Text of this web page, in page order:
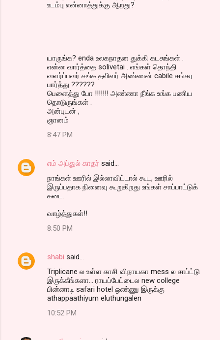
உடம்பு என்னாத்துக்கு ஆறது?
யாருங்க? enda உலகநாதன துக்கி கடசுங்கள் .
என்ன வார்த்தை solivetai . எங்கள் தொந்தி
வளர்ப்பவர் சங்க தலிவர் அண்ணன் cabile சங்கர
பார்த்து ??????
பெளைத்து போ !!!!!!! அண்ணா நீங்க உங்க பணிய
தொடுருங்கள் .
அன்புடன் ,
ஞானம்
8:47 PM
எம் அப்துல் காதர் said…
நாங்கள் ஊரில் இல்லாவிட்டால் கூட, ஊரில்
இருப்பதாக நினைவு கூறுகிறது உங்கள் சாப்பாட்டுக்
கடை.
வாழ்த்துகள்!!
8:50 PM
shabi said…
Triplicane ல உள்ள காசி விநாயகா mess ல சாப்ட்டு
இருக்கீங்களா... ராயப்பேட்டைல new college
பின்னாடி safari hotel ஒண்ணு இருக்கு
athappaathiyum eluthungalen
10:52 PM